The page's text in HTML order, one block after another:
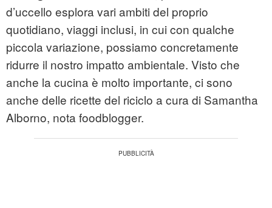
d’uccello esplora vari ambiti del proprio
quotidiano, viaggi inclusi, in cui con qualche
piccola variazione, possiamo concretamente
ridurre il nostro impatto ambientale. Visto che
anche la cucina è molto importante, ci sono
anche delle ricette del riciclo a cura di Samantha
Alborno, nota foodblogger.